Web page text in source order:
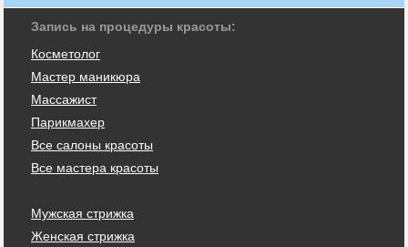
Запись на процедуры красоты:
Косметолог
Мастер маникюра
Массажист
Парикмахер
Все салоны красоты
Все мастера красоты
Мужская стрижка
Женская стрижка